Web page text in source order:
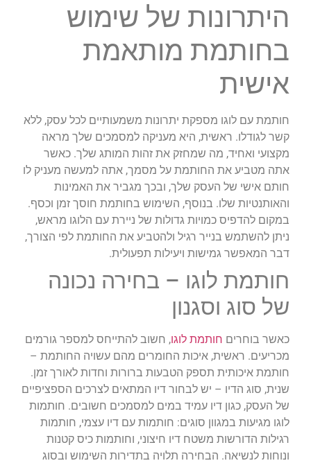
היתרונות של שימוש
בחותמת מותאמת
אישית
חותמת עם לוגו מספקת יתרונות משמעותיים לכל עסק, ללא
קשר לגודלו. ראשית, היא מעניקה למסמכים שלך מראה
מקצועי ואחיד, מה שמחזק את זהות המותג שלך. כאשר
אתה מטביע את החותמת על מסמך, אתה למעשה מעניק לו
חותם אישי של העסק שלך, ובכך מגביר את האמינות
והאותנטיות שלו. בנוסף, השימוש בחותמת חוסך זמן וכסף.
במקום להדפיס כמויות גדולות של ניירת עם הלוגו מראש,
ניתן להשתמש בנייר רגיל ולהטביע את החותמת לפי הצורך,
דבר המאפשר גמישות ויעילות תפעולית.
חותמת לוגו – בחירה נכונה
של סוג וסגנון
כאשר בוחרים חותמת לוגו, חשוב להתייחס למספר גורמים
מכריעים. ראשית, איכות החומרים מהם עשויה החותמת –
חותמת איכותית תספק הטבעות ברורות וחדות לאורך זמן.
שנית, סוג הדיו – יש לבחור דיו המתאים לצרכים הספציפיים
של העסק, כגון דיו עמיד במים למסמכים חשובים. חותמות
לוגו מגיעות במגוון סוגים: חותמות עם דיו עצמי, חותמות
רגילות הדורשות משטח דיו חיצוני, וחותמות כיס קטנות
ונוחות לנשיאה. הבחירה תלויה בתדירות השימוש ובסוג